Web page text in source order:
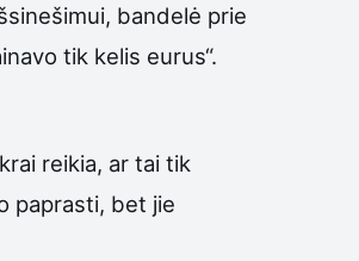
bandelė prie
tik kelis eurus“.
reikia, ar tai tik
paprasti, bet jie